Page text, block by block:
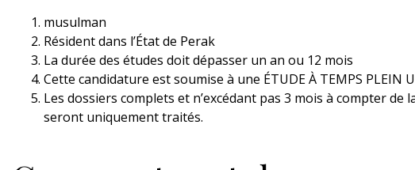
musulman
Résident dans l’État de Perak
La durée des études doit dépasser un an ou 12 mois
Cette candidature est soumise à une ÉTUDE À TEMPS PLEIN
Les dossiers complets et n’excédant pas 3 mois à compter
seront uniquement traités.